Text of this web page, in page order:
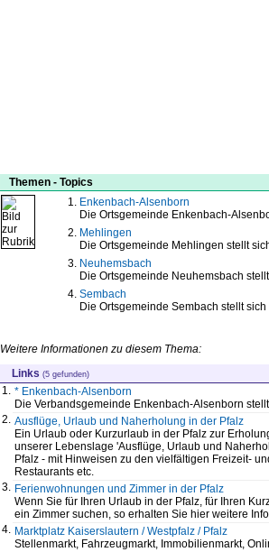
Themen - Topics
Enkenbach-Alsenborn
Die Ortsgemeinde Enkenbach-
Mehlingen
Die Ortsgemeinde Mehlingen stellt
Neuhemsbach
Die Ortsgemeinde Neuhemsbach
Sembach
Die Ortsgemeinde Sembach stellt sich
Weitere Informationen zu diesem Thema:
Links (5 gefunden)
1. * Enkenbach-Alsenborn
Die Verbandsgemeinde Enkenbach-Alsenborn
2. Ausflüge, Urlaub und Naherholung in der Pfalz
Ein Urlaub oder Kurzurlaub in der Pfalz zur
unserer Lebenslage 'Ausflüge, Urlaub und
Pfalz - mit Hinweisen zu den vielfältigen Freizeit-
Restaurants etc.
3. Ferienwohnungen und Zimmer in der Pfalz
Wenn Sie für Ihren Urlaub in der Pfalz, für Ihren
ein Zimmer suchen, so erhalten Sie hier weitere
4. Marktplatz Kaiserslautern / Westpfalz / Pfalz
Stellenmarkt, Fahrzeugmarkt, Immobilienmarkt,